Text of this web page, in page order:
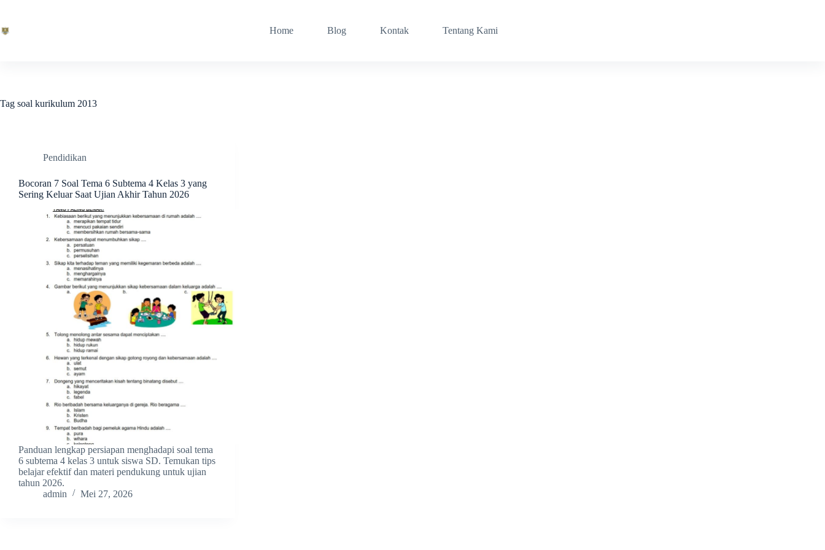
content
Home Blog Kontak Tentang Kami
Tag soal kurikulum 2013
Pendidikan
Bocoran 7 Soal Tema 6 Subtema 4 Kelas 3 yang
Sering Keluar Saat Ujian Akhir Tahun 2026
Panduan lengkap persiapan menghadapi soal tema
6 subtema 4 kelas 3 untuk siswa SD. Temukan tips
belajar efektif dan materi pendukung untuk ujian
tahun 2026.
admin
Mei 27, 2026